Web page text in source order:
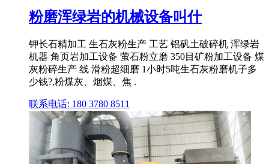
粉磨浑绿岩的机械设备叫什
钾长石精加工 生石灰粉生产 工艺 铝矾土破碎机 浑绿岩
机器 角页岩加工设备 萤石粉立磨 350目矿粉加工设备 煤
灰粉碎生产 线 滑粉超细磨 1小时5吨生石灰粉磨机子多
少钱?,粉煤灰、烟煤、焦 .
联系电话: 180 3780 8511